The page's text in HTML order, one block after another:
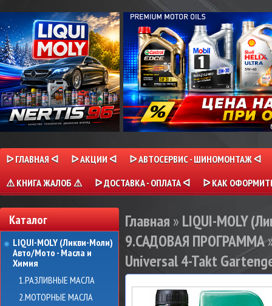
ᐅ ГЛАВНАЯ ᐊ ᐅ АКЦИИ ᐊ
ᐅ АВТОСЕРВИС - ШИНОМОНТАЖ ᐊ
⚠ КНИГА ЖАЛОБ ⚠
ᐅ ДОСТАВКА - ОПЛАТА ᐊ ᐅ КАК
Каталог
LIQUI-MOLY (Ликви-Моли)
Авто/Мото - Масла и
Химия
1.РАЗЛИВНЫЕ МАСЛА
2.МОТОРНЫЕ МАСЛА
Главная » LIQUI-MOLY
9.САДОВАЯ ПРОГРАММА
Universal 4-Takt